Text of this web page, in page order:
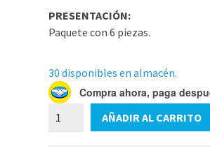
PRESENTACIÓN:
Paquete con 6 piezas.
30 disponibles en almacén.
Compra ahora, paga
82-
AÑADIR AL CARRITO